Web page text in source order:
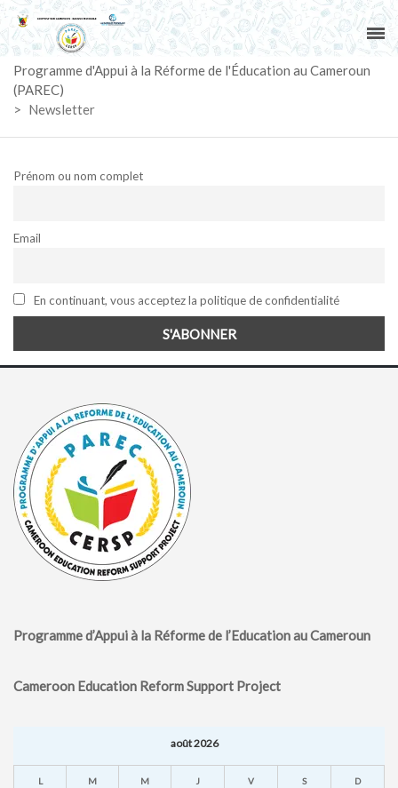
ACCUEIL
PAREC
ACTUALITÉS
LE CG
LANGUES
Programme d'Appui à la Réforme de l'Éducation au Cameroun
(PAREC)
> Newsletter
Prénom ou nom complet
Email
En continuant, vous acceptez la politique de confidentialité
Programme d’Appui à la Réforme de l’Education au Cameroun
Cameroon Education Reform Support Project
août 2026
L M M J V S D